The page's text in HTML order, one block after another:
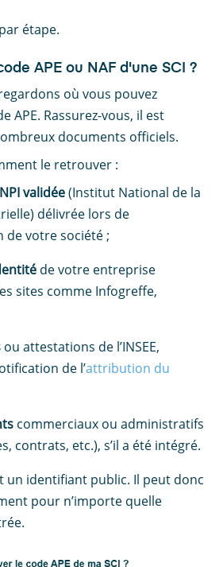
étape.
APE ou NAF d'une SCI ?
où vous pouvez
APE. Rassurez-vous, il est
documents officiels.
le retrouver :
validée(Institut National de la
délivrée lors de
de votre société ;
de votre entreprise
sites comme Infogreffe,
ou attestations de l’INSEE,
de l’attribution du
commerciaux ou administratifs
contrats, etc.), s’il a été intégré.
un identifiant public. Il peut donc
pour n’importe quelle